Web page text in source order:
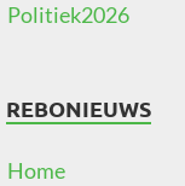
Politiek2026
REBONIEUWS
Home